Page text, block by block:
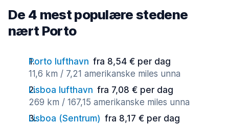
De 4 mest populære stedene
nært Porto
Porto lufthavn fra 8,54 € per dag
11,6 km / 7,21 amerikanske miles unna
Lisboa lufthavn fra 7,08 € per dag
269 km / 167,15 amerikanske miles unna
Lisboa (Sentrum) fra 8,17 € per dag